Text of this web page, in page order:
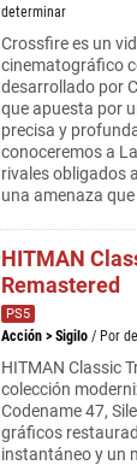
determinar
Crossfire es un
cinematográfico
desarrollado por
que apuesta por
precisa y
conoceremos a
rivales obligados
una amenaza
HITMAN
Remastered
PS5
Acción > Sigilo / Por
HITMAN Classic
colección
Codename 47,
gráficos
instantáneo y un